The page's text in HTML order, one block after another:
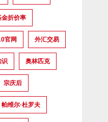
金折价率
官网 外汇交易
识 奥林匹克
宗庆后
帕维尔·杜罗夫